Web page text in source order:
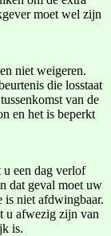
moet wel zijn
niet weigeren.
die losstaat
van de
en het is beperkt
een dag verlof
dat geval moet uw
is niet afdwingbaar.
u afwezig zijn van
is.